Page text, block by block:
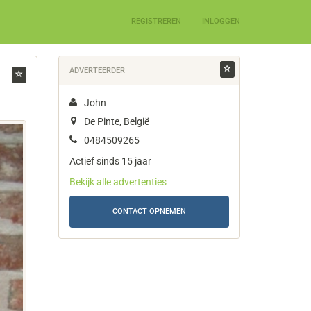
REGISTREREN INLOGGEN
ADVERTEERDER
John
De Pinte, België
0484509265
Actief sinds 15 jaar
Bekijk alle advertenties
CONTACT OPNEMEN